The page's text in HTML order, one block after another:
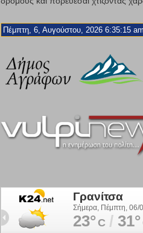
Πέμπτη, 6, Αυγούστου, 2026 6:35:16 am